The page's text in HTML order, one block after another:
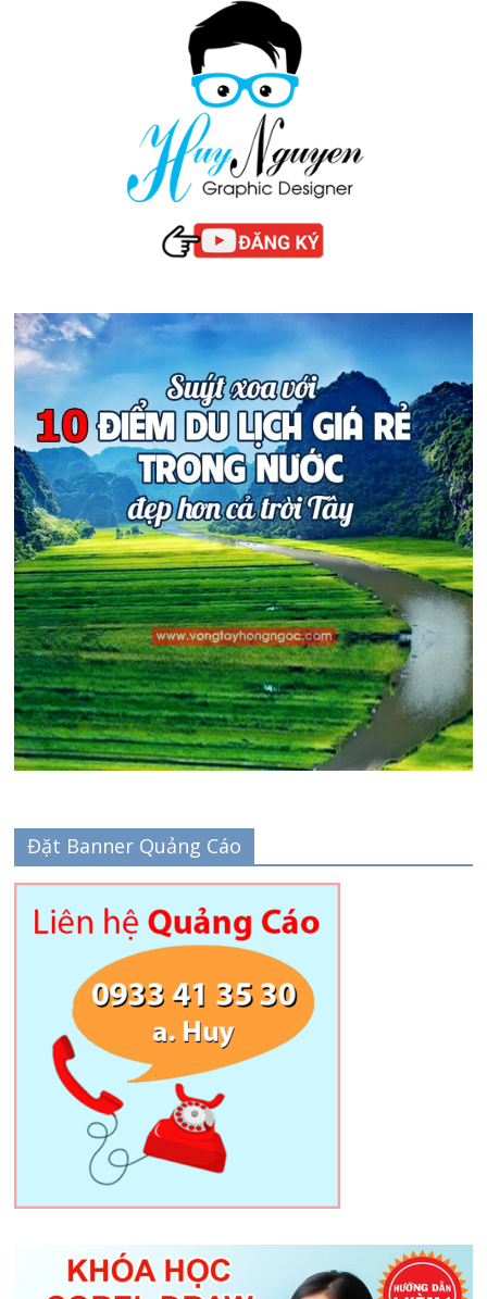
Đặt Banner Quảng Cáo